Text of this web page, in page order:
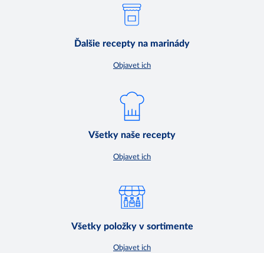
Ďalšie recepty na marinády
Objavet ich
Všetky naše recepty
Objavet ich
Všetky položky v sortimente
Objavet ich